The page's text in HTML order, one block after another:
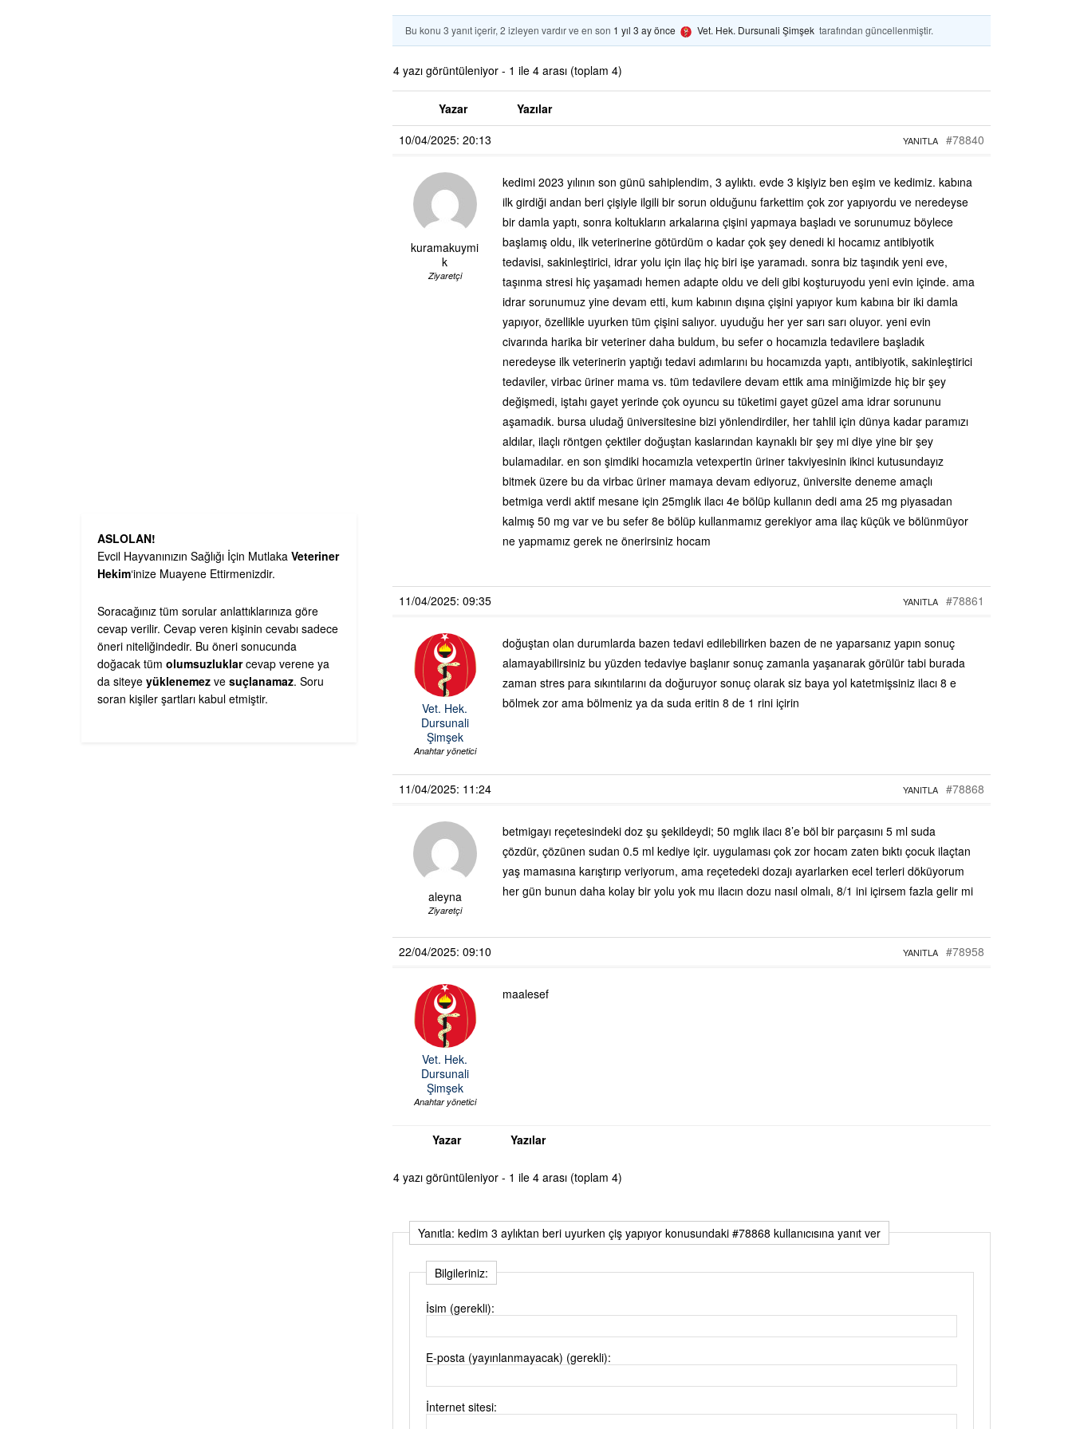
Bu konu 3 yanıt içerir, 2 izleyen vardır ve en son 1 yıl 3 ay önce Vet. Hek. Dursunali Şimşek tarafından güncellenmiştir.
4 yazı görüntüleniyor - 1 ile 4 arası (toplam 4)
Yazar
Yazılar
10/04/2025: 20:13
#78840
YANITLA
kuramakuymi
k
Ziyaretçi
kedimi 2023 yılının son günü sahiplendim, 3 aylıktı. evde 3 kişiyiz ben eşim ve kedimiz. kabına
ilk girdiği andan beri çişiyle ilgili bir sorun olduğunu farkettim çok zor yapıyordu ve neredeyse
bir damla yaptı, sonra koltukların arkalarına çişini yapmaya başladı ve sorunumuz böylece
başlamış oldu, ilk veterinerine götürdüm o kadar çok şey denedi ki hocamız antibiyotik
tedavisi, sakinleştirici, idrar yolu için ilaç hiç biri işe yaramadı. sonra biz taşındık yeni eve,
taşınma stresi hiç yaşamadı hemen adapte oldu ve deli gibi koşturuyodu yeni evin içinde. ama
idrar sorunumuz yine devam etti, kum kabının dışına çişini yapıyor kum kabına bir iki damla
yapıyor, özellikle uyurken tüm çişini salıyor. uyuduğu her yer sarı sarı oluyor. yeni evin
civarında harika bir veteriner daha buldum, bu sefer o hocamızla tedavilere başladık
neredeyse ilk veterinerin yaptığı tedavi adımlarını bu hocamızda yaptı, antibiyotik, sakinleştirici
tedaviler, virbac üriner mama vs. tüm tedavilere devam ettik ama miniğimizde hiç bir şey
değişmedi, iştahı gayet yerinde çok oyuncu su tüketimi gayet güzel ama idrar sorununu
aşamadık. bursa uludağ üniversitesine bizi yönlendirdiler, her tahlil için dünya kadar paramızı
aldılar, ilaçlı röntgen çektiler doğuştan kaslarından kaynaklı bir şey mi diye yine bir şey
bulamadılar. en son şimdiki hocamızla vetexpertin üriner takviyesinin ikinci kutusundayız
bitmek üzere bu da virbac üriner mamaya devam ediyoruz, üniversite deneme amaçlı
betmiga verdi aktif mesane için 25mglık ilacı 4e bölüp kullanın dedi ama 25 mg piyasadan
kalmış 50 mg var ve bu sefer 8e bölüp kullanmamız gerekiyor ama ilaç küçük ve bölünmüyor
ne yapmamız gerek ne önerirsiniz hocam
11/04/2025: 09:35 #78861
YANITLA
Vet. Hek.
Dursunali
Şimşek
Anahtar yönetici
doğuştan olan durumlarda bazen tedavi edilebilirken bazen de ne yaparsanız yapın sonuç
alamayabilirsiniz bu yüzden tedaviye başlanır sonuç zamanla yaşanarak görülür tabi burada
zaman stres para sıkıntılarını da doğuruyor sonuç olarak siz baya yol katetmişsiniz ilacı 8 e
bölmek zor ama bölmeniz ya da suda eritin 8 de 1 rini içirin
11/04/2025: 11:24 #78868
YANITLA
aleyna
Ziyaretçi
betmigayı reçetesindeki doz şu şekildeydi; 50 mglık ilacı 8’e böl bir parçasını 5 ml suda
çözdür, çözünen sudan 0.5 ml kediye içir. uygulaması çok zor hocam zaten bıktı çocuk ilaçtan
yaş mamasına karıştırıp veriyorum, ama reçetedeki dozajı ayarlarken ecel terleri döküyorum
her gün bunun daha kolay bir yolu yok mu ilacın dozu nasıl olmalı, 8/1 ini içirsem fazla gelir mi
22/04/2025: 09:10 #78958
YANITLA
Vet. Hek.
Dursunali
Şimşek
Anahtar yönetici
maalesef
Yazar Yazılar
4 yazı görüntüleniyor - 1 ile 4 arası (toplam 4)
Yanıtla: kedim 3 aylıktan beri uyurken çiş yapıyor konusundaki #78868 kullanıcısına yanıt ver
Bilgileriniz:
İsim (gerekli):
E-posta (yayınlanmayacak) (gerekli):
İnternet sitesi:
ASLOLAN!
Evcil Hayvanınızın Sağlığı İçin Mutlaka Veteriner
Hekim‘inize Muayene Ettirmenizdir.
Soracağınız tüm sorular anlattıklarınıza göre
cevap verilir. Cevap veren kişinin cevabı sadece
öneri niteliğindedir. Bu öneri sonucunda
doğacak tüm olumsuzluklarcevap verene ya
da siteye yüklenemez ve suçlanamaz. Soru
soran kişiler şartları kabul etmiştir.